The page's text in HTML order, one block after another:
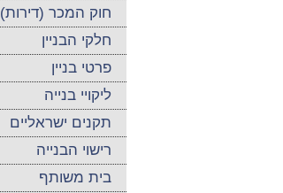
חוק המכר (דירות)
חלקי הבניין
פרטי בניין
ליקויי בנייה
תקנים ישראליים
רישוי הבנייה
בית משותף